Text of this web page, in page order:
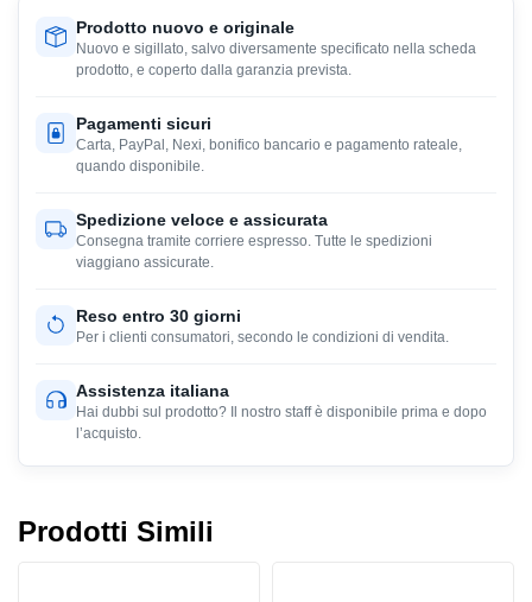
Prodotto nuovo e originale
Nuovo e sigillato, salvo diversamente specificato nella scheda
prodotto, e coperto dalla garanzia prevista.
Pagamenti sicuri
Carta, PayPal, Nexi, bonifico bancario e pagamento rateale,
quando disponibile.
Spedizione veloce e assicurata
Consegna tramite corriere espresso. Tutte le spedizioni
viaggiano assicurate.
Reso entro 30 giorni
Per i clienti consumatori, secondo le condizioni di vendita.
Assistenza italiana
Hai dubbi sul prodotto? Il nostro staff è disponibile prima e dopo
l’acquisto.
Prodotti Simili